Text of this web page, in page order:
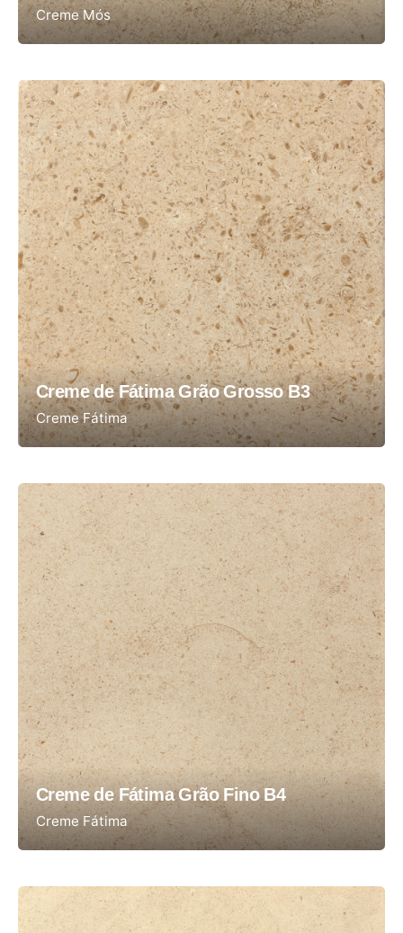
Creme Mós
Creme de Fátima Grão Grosso B3
Creme Fátima
Creme de Fátima Grão Fino B4
Creme Fátima